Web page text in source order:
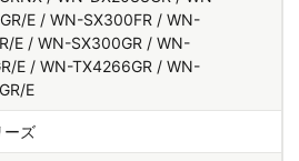
E / WN-SX300FR / WN-
E / WN-SX300GR / WN-
E / WN-TX4266GR / WN-
E
ーズ